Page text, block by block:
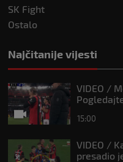
SK Fight
Ostalo
Najčitanije vijesti
VIDEO /
15:00
VIDEO /
presadio